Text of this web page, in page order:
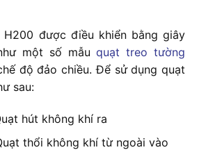
H200 được điều khiển bằng giây
một số mẫuquạt treo tường
độ đảo chiều. Để sử dụng quạt
sau:
hút không khí ra
thổi không khí từ ngoài vào